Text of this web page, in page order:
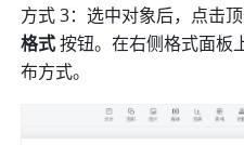
格式 按钮。在右侧格式面板
布方式。